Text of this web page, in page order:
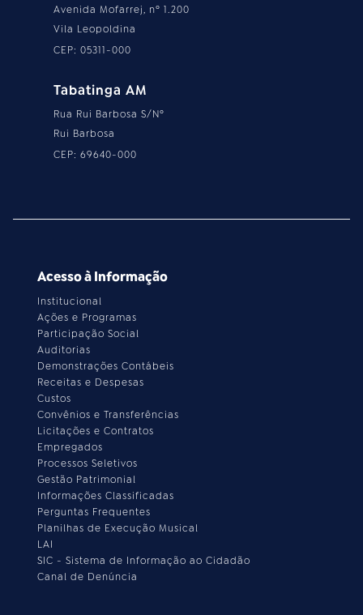
Avenida Mofarrej, nº 1.200
Vila Leopoldina
CEP: 05311-000
Tabatinga AM
Rua Rui Barbosa S/Nº
Rui Barbosa
CEP: 69640-000
Acesso à Informação
Institucional
Ações e Programas
Participação Social
Auditorias
Demonstrações Contábeis
Receitas e Despesas
Custos
Convênios e Transferências
Licitações e Contratos
Empregados
Processos Seletivos
Gestão Patrimonial
Informações Classificadas
Perguntas Frequentes
Planilhas de Execução Musical
LAI
SIC - Sistema de Informação ao Cidadão
Canal de Denúncia